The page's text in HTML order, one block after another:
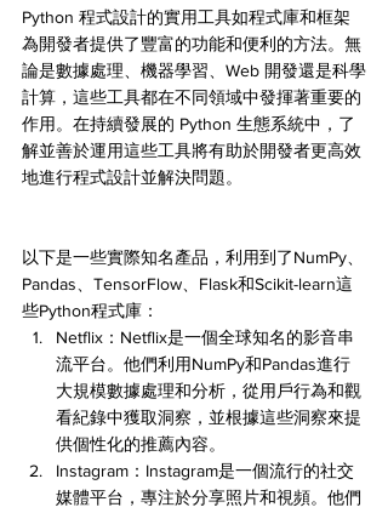
Python 程式設計的實用工具如程式庫和框架
為開發者提供了豐富的功能和便利的方法。無
論是數據處理、機器學習、Web 開發還是科學
計算，這些工具都在不同領域中發揮著重要的
作用。在持續發展的 Python 生態系統中，了
解並善於運用這些工具將有助於開發者更高效
地進行程式設計並解決問題。
以下是一些實際知名產品，利用到了NumPy、
Pandas、TensorFlow、Flask和Scikit-learn這
些Python程式庫：
Netflix：Netflix是一個全球知名的影音串
流平台。他們利用NumPy和Pandas進行
大規模數據處理和分析，從用戶行為和觀
看紀錄中獲取洞察，並根據這些洞察來提
供個性化的推薦內容。
Instagram：Instagram是一個流行的社交
媒體平台，專注於分享照片和視頻。他們